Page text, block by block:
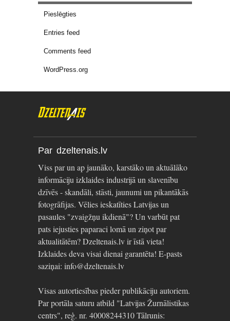
Pieslēgties
Entries feed
Comments feed
WordPress.org
Par dzeltenais.lv
Viss par un ap jaunāko, karstāko un aktuālāko
informāciju izklaides industrijā un slavenību
dzīvēs - skandāli, stāsti, jaunumi un pikantākās
fotogrāfijas. Vēlies ieskatīties Latvijas un
pasaules "zvaigžņu ikdienā"? Un varbūt pat
pats iejusties paparaci lomā un ziņot par
aktualitātēm? Dzeltenais.lv ir īstā vieta!
Izklaides deva visai dienai garantēta! E-pasts
saziņai: info@dzeltenais.lv
Visas autortiesības pieder publikāciju autoriem.
Par portāla saturu atbild "Latvijas Žurnālistikas
centrs", reģ. nr. 40008244310 Tālrunis: